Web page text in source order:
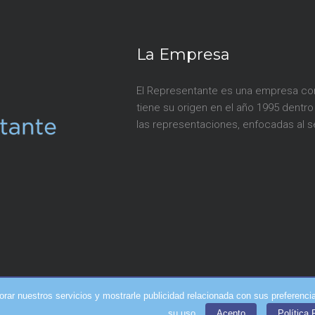
La Empresa
El Representante es una empresa
tiene su origen en el año 1995
las representaciones, enfocadas al
nuestros servicios y mostrarle publicidad relacionada con sus